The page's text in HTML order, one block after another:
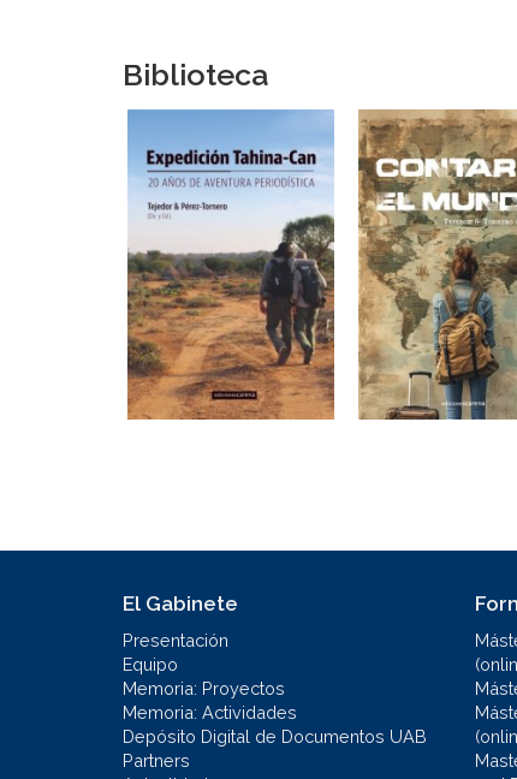
Biblioteca
El Gabinete
Presentación
Equipo
Memoria: Proyectos
Memoria: Actividades
Depósito Digital de Documentos UAB
Partners